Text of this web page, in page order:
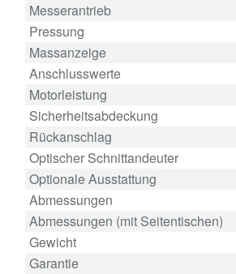
Messerantrieb
Pressung
Massanzeige
Anschlusswerte
Motorleistung
Sicherheitsabdeckung
Rückanschlag
Optischer Schnittandeuter
Optionale Ausstattung
Abmessungen
Abmessungen (mit Seitentischen)
Gewicht
Garantie